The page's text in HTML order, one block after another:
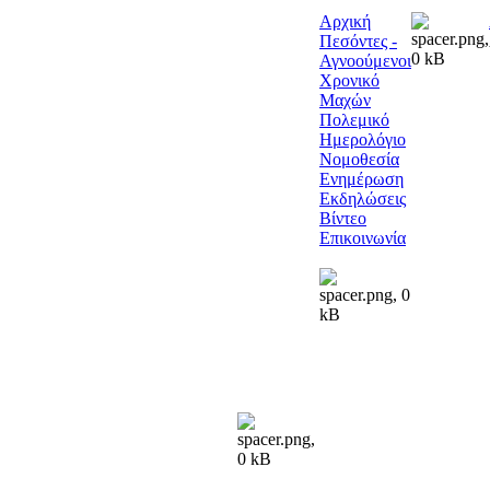
Αρχική
Πεσόντες -
Αγνοούμενοι
Χρονικό
Μαχών
Πολεμικό
Ημερολόγιο
Νομοθεσία
Ενημέρωση
Εκδηλώσεις
Βίντεο
Επικοινωνία